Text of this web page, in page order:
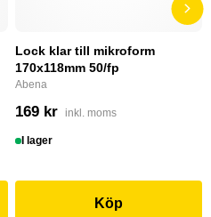
Lock klar till mikroform
170x118mm 50/fp
Abena
169 kr inkl. moms
I lager
Köp